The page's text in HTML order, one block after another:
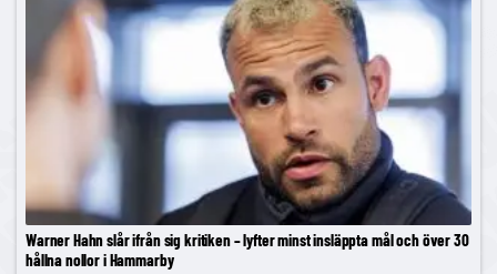
Warner Hahn slår ifrån sig kritiken – lyfter minst insläppta mål och över 30
hållna nollor i Hammarby